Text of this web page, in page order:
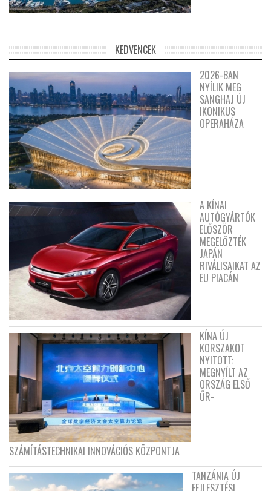
KEDVENCEK
2026-BAN
NYÍLIK MEG
SANGHAJ ÚJ
IKONIKUS
OPERAHÁZA
A KÍNAI
AUTÓGYÁRTÓK
ELŐSZÖR
MEGELŐZTÉK
JAPÁN
RIVÁLISAIKAT AZ
EU PIACÁN
KÍNA ÚJ
KORSZAKOT
NYITOTT:
MEGNYÍLT AZ
ORSZÁG ELSŐ
ŰR-
SZÁMÍTÁSTECHNIKAI INNOVÁCIÓS KÖZPONTJA
TANZÁNIA ÚJ
FEJLESZTÉSI